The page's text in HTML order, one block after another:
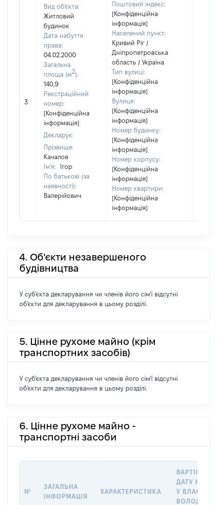
3
Вид об'єкта:
Житловий
будинок
Дата набуття
права:
04.02.2000
Загальна
площа (м2):
140,9
Реєстраційний
номер:
[Конфіденційна
інформація]
Декларує:
Прізвище:
Качалов
Ім'я:
Ігор
По батькові (за
наявності):
Валерійович
Поштовий індекс:
[Конфіденційна
інформація]
Населений пункт:
Кривий Ріг /
Дніпропетровська
область / Україна
Тип вулиці:
[Конфіденційна
інформація]
Вулиця:
[Конфіденційна
інформація]
Номер будинку:
[Конфіденційна
інформація]
Номер корпусу:
[Конфіденційна
інформація]
Номер квартири:
[Конфіденційна
інформація]
4. Об'єкти незавершеного
будівництва
У суб'єкта декларування чи членів його сім'ї відсутні
об'єкти для декларування в цьому розділі.
5. Цінне рухоме майно (крім
транспортних засобів)
У суб'єкта декларування чи членів його сім'ї відсутні
об'єкти для декларування в цьому розділі.
6. Цінне рухоме майно -
транспортні засоби
№
ЗАГАЛЬНА
ІНФОРМАЦІЯ
ХАРАКТЕРИСТИКА
ВАРТІСТЬ
ДАТУ
У